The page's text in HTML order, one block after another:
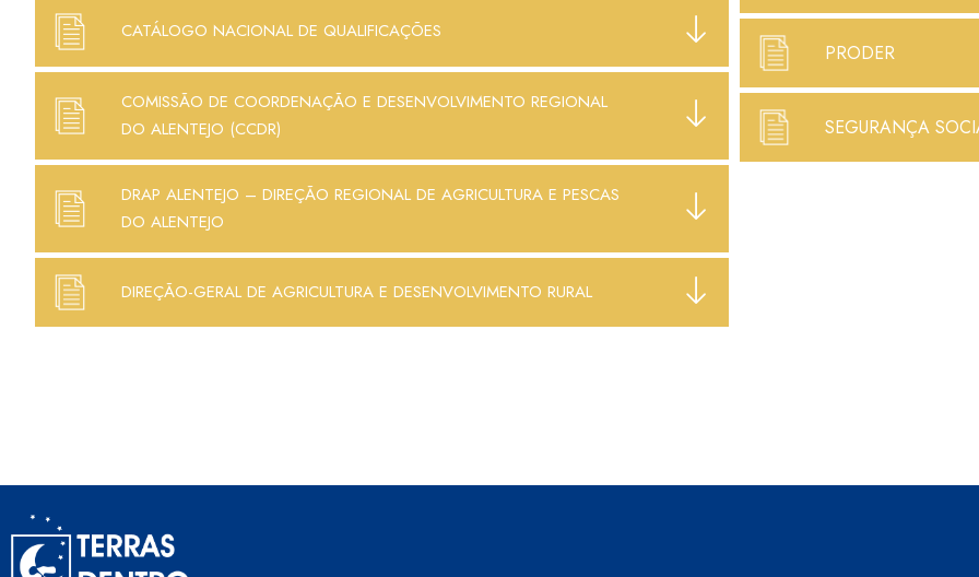
CATÁLOGO NACIONAL DE QUALIFICAÇÕES
COMISSÃO DE COORDENAÇÃO E DESENVOLVIMENTO REGIONAL
DO ALENTEJO (CCDR)
DRAP ALENTEJO – DIREÇÃO REGIONAL DE AGRICULTURA E PESCAS
DO ALENTEJO
DIREÇÃO-GERAL DE AGRICULTURA E DESENVOLVIMENTO RURAL
PRODER
SEGURANÇA